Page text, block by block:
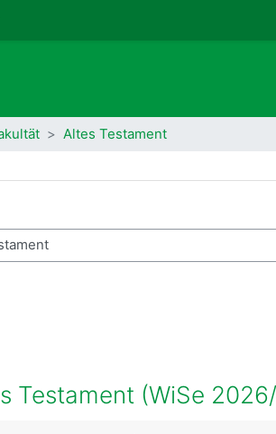
Altes Testament
Testament (WiSe